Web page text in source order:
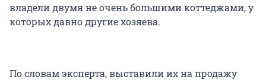
владели двумя не очень большими коттеджами, у
которых давно другие хозяева.
По словам эксперта, выставили их на продажу